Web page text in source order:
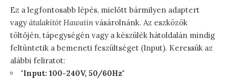
Ez a legfontosabb lépés, mielőtt bármilyen adaptert
vagy átalakítót Hawaiin vásárolnánk. Az eszközök
töltőjén, tápegységén vagy a készülék hátoldalán mindig
feltüntetik a bemeneti feszültséget (Input). Keressük az
alábbi feliratot:
"Input: 100-240V, 50/60Hz"